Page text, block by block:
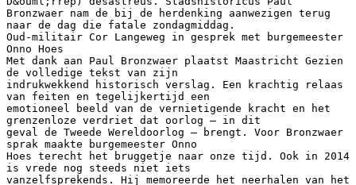
Bronzwaer nam de bij de herdenking aanwezigen terug
naar de dag die fatale zondagmiddag.
Oud-militair Cor Langeweg in gesprek met burgemeester
Onno Hoes
Met dank aan Paul Bronzwaer plaatst Maastricht Gezien
de volledige tekst van zijn
indrukwekkend historisch verslag. Een krachtig relaas
van feiten en tegelijkertijd een
emotioneel beeld van de vernietigende kracht en het
grenzenloze verdriet dat oorlog – in dit
geval de Tweede Wereldoorlog – brengt. Voor Bronzwaer
sprak maakte burgemeester Onno
Hoes terecht het bruggetje naar onze tijd. Ook in 2014
is vrede nog steeds niet iets
vanzelfsprekends. Hij memoreerde het neerhalen van het